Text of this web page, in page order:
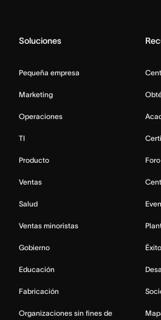
Soluciones
Pequeña empresa
Marketing
Operaciones
TI
Producto
Ventas
Salud
Ventas minoristas
Gobierno
Educación
Fabricación
Organizaciones sin fines de
Foro